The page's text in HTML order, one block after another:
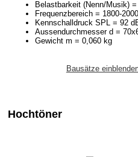
Belastbarkeit (Nenn/Musik)
Frequenzbereich = 1800-
Kennschalldruck SPL = 92
Aussendurchmesser d =
Gewicht m = 0,060 kg
Bausätze
Hochtöner